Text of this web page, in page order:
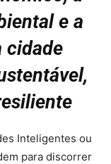
e a
cidade
Inteligentes ou
para discorrer